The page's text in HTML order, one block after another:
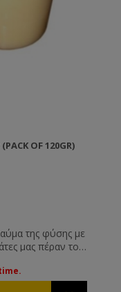
(PACK OF 120GR)
της φύσης με
μας πέραν του
να είστε